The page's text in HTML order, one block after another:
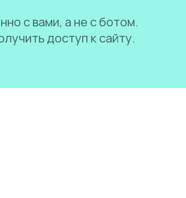
с вами, а не с ботом.
доступ к сайту.